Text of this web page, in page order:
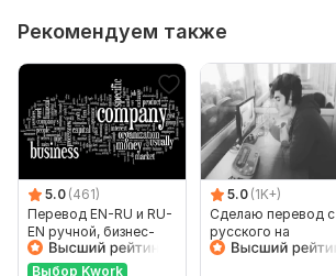
Рекомендуем также
5.0 (461)
Перевод EN-RU и RU-
EN ручной, бизнес-
английский
Выбор Kwork
5.0 (1K+)
Сделаю перевод с
русского на
английский и